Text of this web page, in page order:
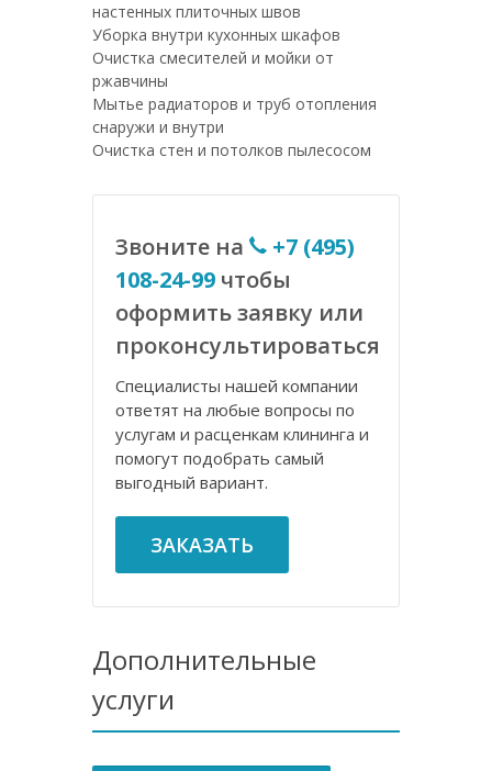
настенных плиточных швов
Уборка внутри кухонных шкафов
Очистка смесителей и мойки от
ржавчины
Мытье радиаторов и труб отопления
снаружи и внутри
Очистка стен и потолков пылесосом
Звоните на
+7 (495)
108-24-99 чтобы
оформить заявку или
проконсультироваться
Специалисты нашей компании
ответят на любые вопросы по
услугам и расценкам клининга и
помогут подобрать самый
выгодный вариант.
ЗАКАЗАТЬ
Дополнительные
услуги